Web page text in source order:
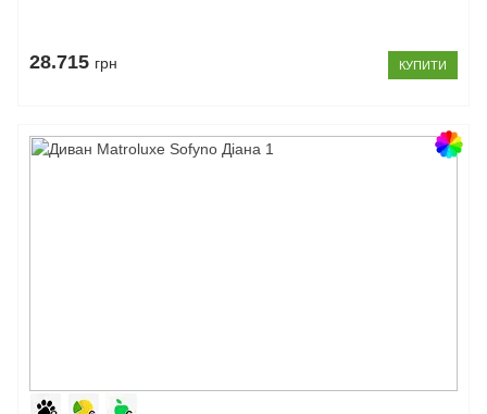
28.715 грн КУПИТИ